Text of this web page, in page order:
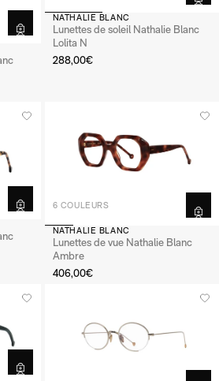
NATHALIE BLANC
Lunettes de soleil Nathalie Blanc
Lolita N
288,00€
6 COULEURS
NATHALIE BLANC
Lunettes de vue Nathalie Blanc
Ambre
406,00€